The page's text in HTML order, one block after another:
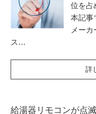
位を占
本記事
メー
ス…
詳
給湯器リモコンが点